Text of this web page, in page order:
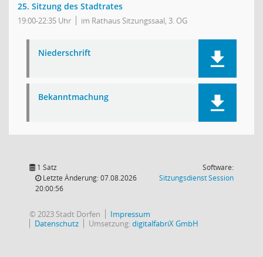
25. Sitzung des Stadtrates
19:00-22:35 Uhr im Rathaus Sitzungssaal, 3. OG
Niederschrift
Bekanntmachung
1 Satz
Letzte Änderung: 07.08.2026
20:00:56
Software:
SitzungsdienstSession(Wird in
© 2023 Stadt Dorfen
Impressum
Datenschutz
Umsetzung:digitalfabriX GmbH